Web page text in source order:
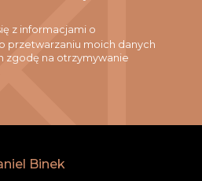
z informacjami o
przetwarzaniu moich danych
zgodę na otrzymywanie
Binek